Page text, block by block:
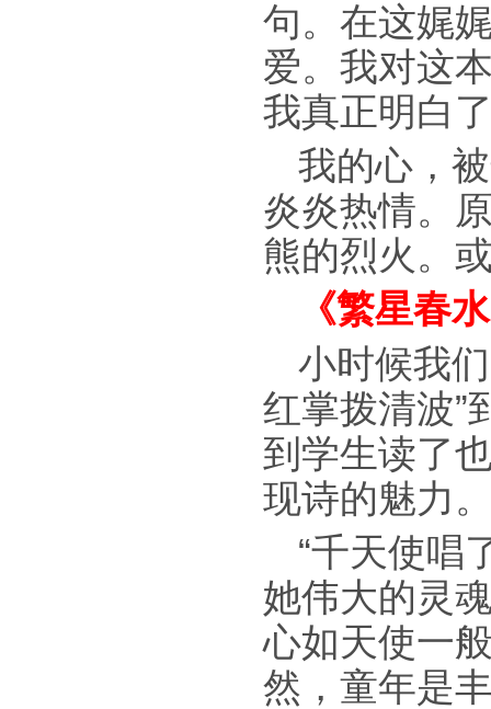
句。在这娓
爱。我对这
我真正明白
我的心，
炎炎热情。
熊的烈火。
《繁星春
小时候我
红掌拨清波”
到学生读了
现诗的魅力
“千天使唱
她伟大的灵
心如天使一
然，童年是